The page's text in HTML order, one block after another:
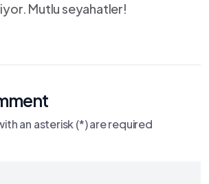
Mutlu seyahatler!
an asterisk (*) are required